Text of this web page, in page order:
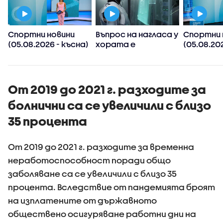
Спортни новини
(05.08.2026 - късна)
Въпрос на нагласа у
хората е
роботи да
домакинствата,
смята футуролог
Спортни
От 2019 до 2021 г. разходите за
болнични са се увеличили с близо
35 процента
От 2019 до 2021 г. разходите за временна
неработоспособност поради общо
заболяване са се увеличили с близо 35
процента. Вследствие от пандемията броят
на изплатените от държавното
обществено осигуряване работни дни на